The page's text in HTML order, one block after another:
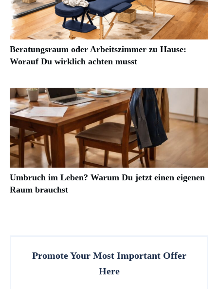
Beratungsraum oder Arbeitszimmer zu Hause:
Worauf Du wirklich achten musst
Umbruch im Leben? Warum Du jetzt einen eigenen
Raum brauchst
Promote Your Most Important Offer
Here